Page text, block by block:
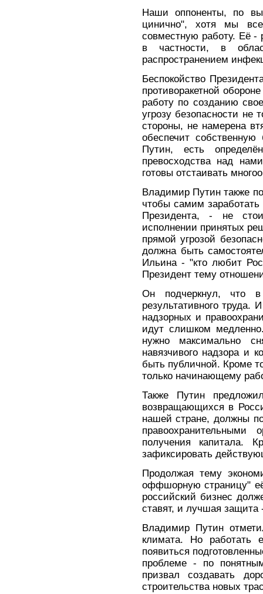
Наши оппоненты, по
цинично", хотя мы
совместную работу. Её -
в частности, в
распространением
Беспокойство
противоракетной
работу по созданию
угрозу безопасности не
стороны, не намерена
обеспечит
Путин, есть
превосходства над
готовы отстаивать
Владимир Путин также
чтобы самим
Президента, - не
исполнении принятых
прямой угрозой
должна быть
Ильина - "кто любит
Президент тему
Он подчеркнул, что
результативного труда.
надзорных и
идут слишком
нужно максимально
навязчивого надзора и
быть публичной. Кроме
только начинающему
Также Путин
возвращающихся в
нашей стране, должны
получения капитала.
зафиксировать
Продолжая тему
оффшорную страницу"
российский бизнес
ставят, и лучшая защита
Владимир Путин
климата. Но
появиться
проблеме - по
призвал создавать
строительства новых